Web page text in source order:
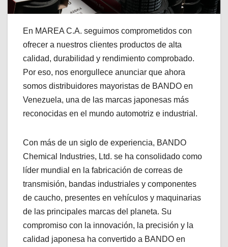
En MAREA C.A. seguimos comprometidos con
ofrecer a nuestros clientes productos de alta
calidad, durabilidad y rendimiento comprobado.
Por eso, nos enorgullece anunciar que ahora
somos distribuidores mayoristas de BANDO en
Venezuela, una de las marcas japonesas más
reconocidas en el mundo automotriz e industrial.
Con más de un siglo de experiencia, BANDO
Chemical Industries, Ltd. se ha consolidado como
líder mundial en la fabricación de correas de
transmisión, bandas industriales y componentes
de caucho, presentes en vehículos y maquinarias
de las principales marcas del planeta. Su
compromiso con la innovación, la precisión y la
calidad japonesa ha convertido a BANDO en